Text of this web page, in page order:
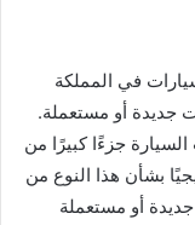
في المملكة
سيارات جديدة أو مستعملة.
جزءًا كبيرًا من
بشأن هذا النوع من
أو مستعملة